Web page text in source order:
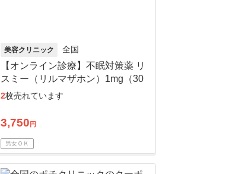
美容クリニック 全国
【オンライン診療】不眠対策薬 リ
スミー（リルマザホン）1mg（30
日分）※初診料・送料込／リピー
2枚売れています
3,750 円
男女ＯＫ